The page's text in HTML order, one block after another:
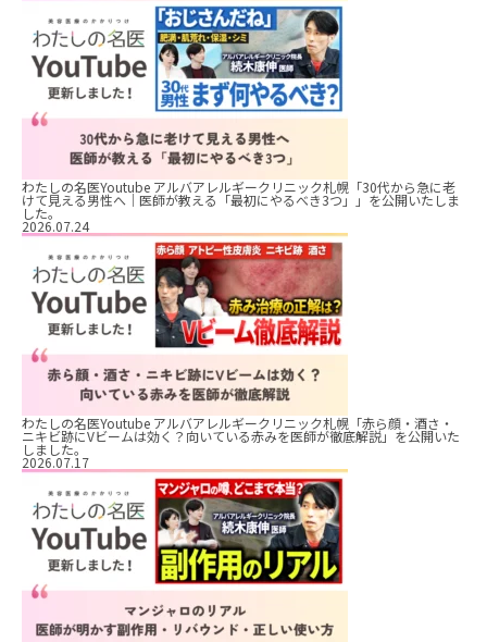
わたしの名医Youtube アルバアレルギークリニック札幌「30代から急に老
けて見える男性へ｜医師が教える「最初にやるべき3つ」」を公開いたしま
した。
2026.07.24
わたしの名医Youtube アルバアレルギークリニック札幌「赤ら顔・酒さ・
ニキビ跡にVビームは効く？向いている赤みを医師が徹底解説」を公開いた
しました。
2026.07.17